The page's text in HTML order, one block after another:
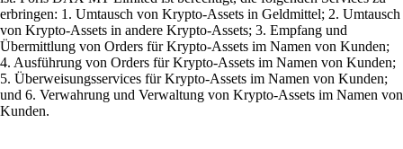
erbringen: 1. Umtausch von Krypto-Assets in Geldmittel; 2. Umtausch
von Krypto-Assets in andere Krypto-Assets; 3. Empfang und
Übermittlung von Orders für Krypto-Assets im Namen von Kunden;
4. Ausführung von Orders für Krypto-Assets im Namen von Kunden;
5. Überweisungsservices für Krypto-Assets im Namen von Kunden;
und 6. Verwahrung und Verwaltung von Krypto-Assets im Namen von
Kunden.